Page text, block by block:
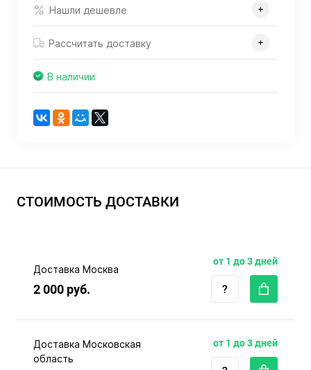
Нашли дешевле
Рассчитать доставку
В наличии
СТОИМОСТЬ ДОСТАВКИ
Доставка Москва
2 000 руб.
от 1 до 3 дней
Доставка Московская
область
от 1 до 3 дней